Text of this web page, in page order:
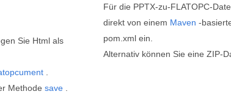
Sie Html als
Methode save
Für die PPTX-zu-FLATOPC-
direkt von einem Maven -
pom.xml ein.
Alternativ können Sie eine ZIP-